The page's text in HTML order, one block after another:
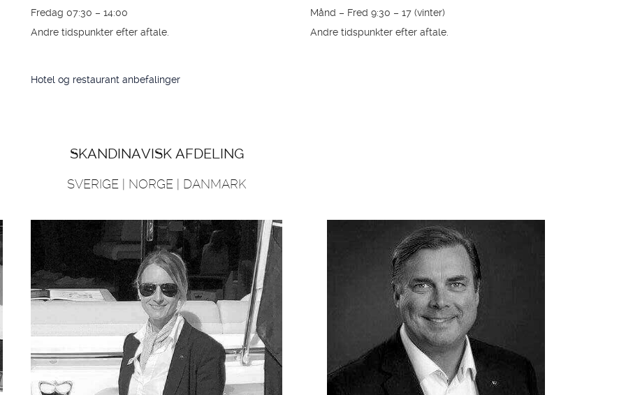
Fredag 07:30 – 14:00
Andre tidspunkter efter aftale.
Hotel og restaurant anbefalinger
Månd – Fred 9:30 – 17 (vinter)
Andre tidspunkter efter aftale.
SKANDINAVISK AFDELING
SVERIGE | NORGE | DANMARK